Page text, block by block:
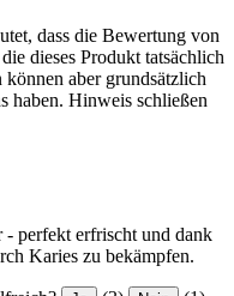
dass die Bewertung von
dieses Produkt tatsächlich
aber grundsätzlich
haben. Hinweis schließen
- perfekt erfrischt und dank
Karies zu bekämpfen.